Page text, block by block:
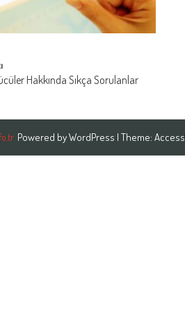
Hakkında Sıkça Sorulanlar
Powered byWordPress | Theme: